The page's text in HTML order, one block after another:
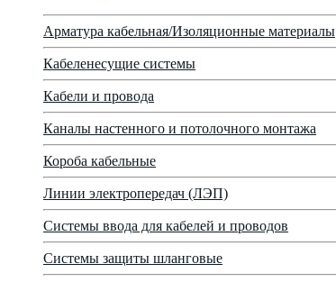
Арматура кабельная/Изоляционные материалы
Кабеленесущие системы
Кабели и провода
Каналы настенного и потолочного монтажа
Короба кабельные
Линии электропередач (ЛЭП)
Системы ввода для кабелей и проводов
Системы защиты шланговые